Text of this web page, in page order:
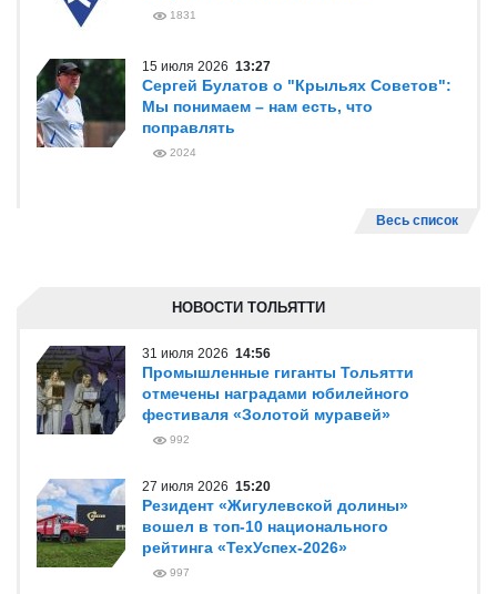
1831
15 июля 2026 13:27
Сергей Булатов о "Крыльях Советов":
Мы понимаем – нам есть, что
поправлять
2024
Весь список
НОВОСТИ ТОЛЬЯТТИ
31 июля 2026 14:56
Промышленные гиганты Тольятти
отмечены наградами юбилейного
фестиваля «Золотой муравей»
992
27 июля 2026 15:20
Резидент «Жигулевской долины»
вошел в топ-10 национального
рейтинга «ТехУспех-2026»
997